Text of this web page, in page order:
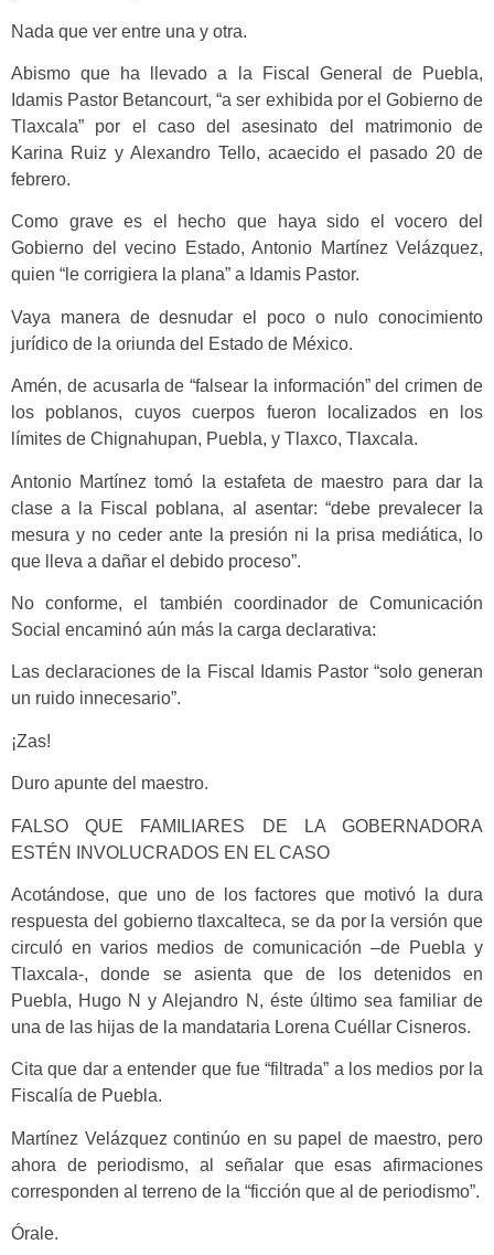
Nada que ver entre una y otra.
Abismo que ha llevado a la Fiscal General de Puebla,
Idamis Pastor Betancourt, “a ser exhibida por el Gobierno de
Tlaxcala” por el caso del asesinato del matrimonio de
Karina Ruiz y Alexandro Tello, acaecido el pasado 20 de
febrero.
Como grave es el hecho que haya sido el vocero del
Gobierno del vecino Estado, Antonio Martínez Velázquez,
quien “le corrigiera la plana” a Idamis Pastor.
Vaya manera de desnudar el poco o nulo conocimiento
jurídico de la oriunda del Estado de México.
Amén, de acusarla de “falsear la información” del crimen de
los poblanos, cuyos cuerpos fueron localizados en los
límites de Chignahupan, Puebla, y Tlaxco, Tlaxcala.
Antonio Martínez tomó la estafeta de maestro para dar la
clase a la Fiscal poblana, al asentar: “debe prevalecer la
mesura y no ceder ante la presión ni la prisa mediática, lo
que lleva a dañar el debido proceso”.
No conforme, el también coordinador de Comunicación
Social encaminó aún más la carga declarativa:
Las declaraciones de la Fiscal Idamis Pastor “solo generan
un ruido innecesario”.
¡Zas!
Duro apunte del maestro.
FALSO QUE FAMILIARES DE LA GOBERNADORA
ESTÉN INVOLUCRADOS EN EL CASO
Acotándose, que uno de los factores que motivó la dura
respuesta del gobierno tlaxcalteca, se da por la versión que
circuló en varios medios de comunicación –de Puebla y
Tlaxcala-, donde se asienta que de los detenidos en
Puebla, Hugo N y Alejandro N, éste último sea familiar de
una de las hijas de la mandataria Lorena Cuéllar Cisneros.
Cita que dar a entender que fue “filtrada” a los medios por la
Fiscalía de Puebla.
Martínez Velázquez continúo en su papel de maestro, pero
ahora de periodismo, al señalar que esas afirmaciones
corresponden al terreno de la “ficción que al de periodismo”.
Órale.